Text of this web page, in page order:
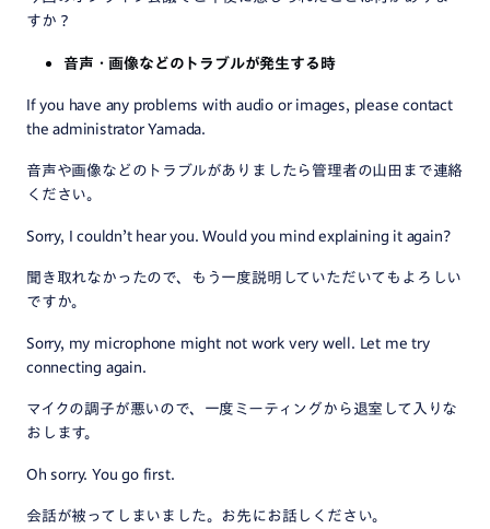
すか？
音声・画像などのトラブルが発生する時
If you have any problems with audio or images, please contact
the administrator Yamada.
音声や画像などのトラブルがありましたら管理者の山田まで連絡
ください。
Sorry, I couldn’t hear you. Would you mind explaining it again?
聞き取れなかったので、もう一度説明していただいてもよろしい
ですか。
Sorry, my microphone might not work very well. Let me try
connecting again.
マイクの調子が悪いので、一度ミーティングから退室して入りな
おします。
Oh sorry. You go first.
会話が被ってしまいました。お先にお話しください。